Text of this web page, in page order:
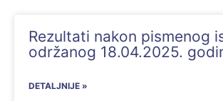
Rezultati nakon pismenog
održanog 18.04.2025.
DETALJNIJE »